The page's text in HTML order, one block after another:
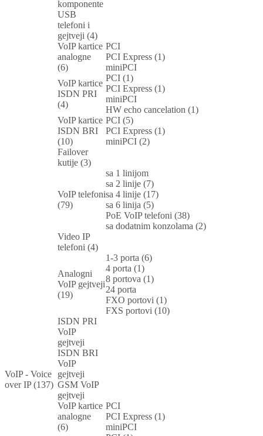
komponente
USB
telefoni i
gejtveji (4)
VoIP kartice
analogne
(6)
PCI
PCI Express (1)
miniPCI
VoIP kartice
ISDN PRI
(4)
PCI (1)
PCI Express (1)
miniPCI
HW echo cancelation (1)
VoIP kartice
ISDN BRI
(10)
PCI (5)
PCI Express (1)
miniPCI (2)
Failover
kutije (3)
VoIP - Voice
over IP (137)
VoIP telefoni
(79)
sa 1 linijom
sa 2 linije (7)
sa 4 linije (17)
sa 6 linija (5)
PoE VoIP telefoni (38)
sa dodatnim konzolama (2)
Video IP
telefoni (4)
Analogni
VoIP gejtveji
(19)
1-3 porta (6)
4 porta (1)
8 portova (1)
24 porta
FXO portovi (1)
FXS portovi (10)
ISDN PRI
VoIP
gejtveji
ISDN BRI
VoIP
gejtveji
GSM VoIP
gejtveji
VoIP kartice
analogne
(6)
PCI
PCI Express (1)
miniPCI